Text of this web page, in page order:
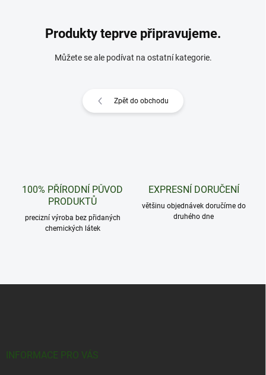
Produkty teprve připravujeme.
Můžete se ale podívat na ostatní kategorie.
Zpět do obchodu
100% PŘÍRODNÍ PŮVOD
PRODUKTŮ
precizní výroba bez přidaných
chemických látek
EXPRESNÍ DORUČENÍ
většinu objednávek doručíme do
druhého dne
INFORMACE PRO VÁS